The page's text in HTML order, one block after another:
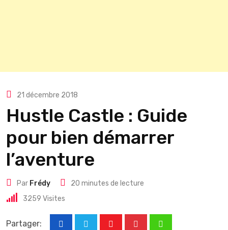
21 décembre 2018
Hustle Castle : Guide
pour bien démarrer
l’aventure
Par Frédy
20 minutes de lecture
3259 Visites
Partager: